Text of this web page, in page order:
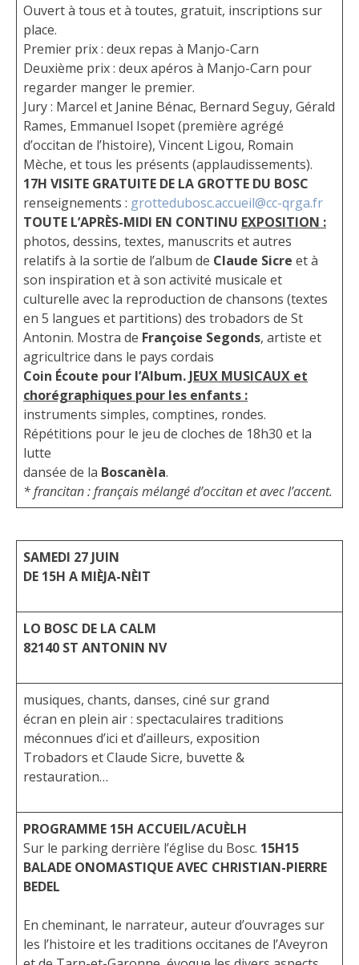
Ouvert à tous et à toutes, gratuit, inscriptions sur
place.
Premier prix : deux repas à Manjo-Carn
Deuxième prix : deux apéros à Manjo-Carn pour
regarder manger le premier.
Jury : Marcel et Janine Bénac, Bernard Seguy, Gérald
Rames, Emmanuel Isopet (première agrégé
d’occitan de l’histoire), Vincent Ligou, Romain
Mèche, et tous les présents (applaudissements).
17H VISITE GRATUITE DE LA GROTTE DU BOSC
renseignements : grottedubosc.accueil@cc-qrga.fr
TOUTE L’APRÈS-MIDI EN CONTINU EXPOSITION :
photos, dessins, textes, manuscrits et autres
relatifs à la sortie de l’album de Claude Sicre et à
son inspiration et à son activité musicale et
culturelle avec la reproduction de chansons (textes
en 5 langues et partitions) des trobadors de St
Antonin. Mostra de Françoise Segonds, artiste et
agricultrice dans le pays cordais
Coin Écoute pour l’Album. JEUX MUSICAUX et
chorégraphiques pour les enfants :
instruments simples, comptines, rondes.
Répétitions pour le jeu de cloches de 18h30 et la
lutte
dansée de la Boscanèla.
* francitan : français mélangé d’occitan et avec l’accent.
SAMEDI 27 JUIN
DE 15H A MIÈJA-NÈIT
LO BOSC DE LA CALM
82140 ST ANTONIN NV
musiques, chants, danses, ciné sur grand
écran en plein air : spectaculaires traditions
méconnues d’ici et d’ailleurs, exposition
Trobadors et Claude Sicre, buvette &
restauration…
PROGRAMME 15H ACCUEIL/ACUÈLH
Sur le parking derrière l’église du Bosc. 15H15
BALADE ONOMASTIQUE AVEC CHRISTIAN-PIERRE
BEDEL
En cheminant, le narrateur, auteur d’ouvrages sur
les l’histoire et les traditions occitanes de l’Aveyron